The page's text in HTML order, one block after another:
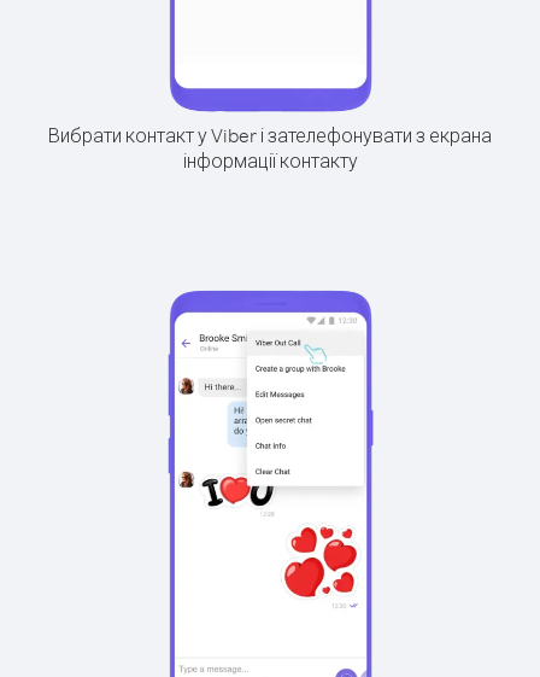
Вибрати контакт у Viber і зателефонувати з екрана
інформації контакту